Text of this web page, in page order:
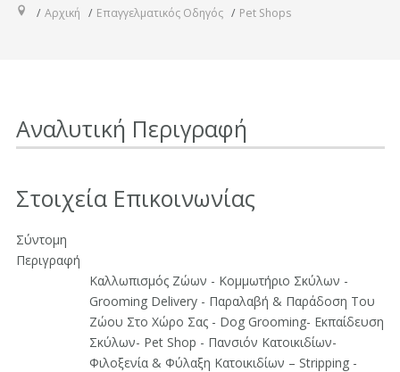
Αρχική Επαγγελματικός Οδηγός Pet Shops
Αναλυτική Περιγραφή
Στοιχεία Επικοινωνίας
Σύντομη
Περιγραφή
Καλλωπισμός Ζώων - Κομμωτήριο Σκύλων -
Grooming Delivery - Παραλαβή & Παράδοση Του
Ζώου Στο Χώρο Σας - Dog Grooming- Εκπαίδευση
Σκύλων- Pet Shop - Πανσιόν Κατοικιδίων-
Φιλοξενία & Φύλαξη Κατοικιδίων – Stripping -